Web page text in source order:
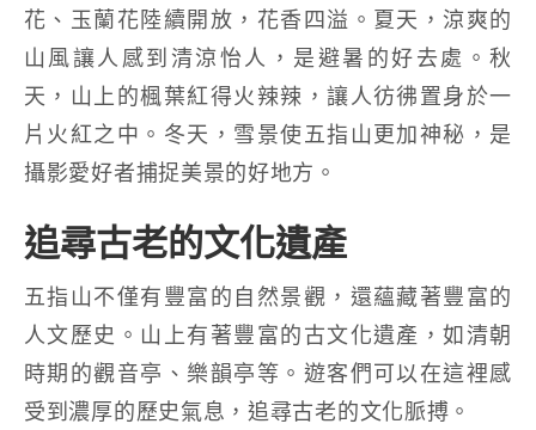
花、玉蘭花陸續開放，花香四溢。夏天，涼爽的
山風讓人感到清涼怡人，是避暑的好去處。秋
天，山上的楓葉紅得火辣辣，讓人彷彿置身於一
片火紅之中。冬天，雪景使五指山更加神秘，是
攝影愛好者捕捉美景的好地方。
追尋古老的文化遺產
五指山不僅有豐富的自然景觀，還蘊藏著豐富的
人文歷史。山上有著豐富的古文化遺產，如清朝
時期的觀音亭、樂韻亭等。遊客們可以在這裡感
受到濃厚的歷史氣息，追尋古老的文化脈搏。